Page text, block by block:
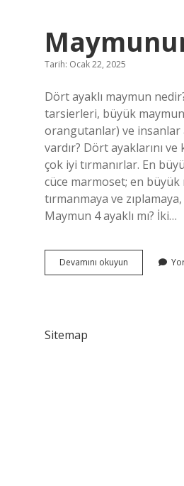
Tarih: Ocak 22, 2025
Dört ayaklı maymun
tarsierleri, büyük
orangutanlar) ve insanlar
vardır? Dört ayaklarını
çok iyi tırmanırlar. En
cüce marmoset; en
tırmanmaya ve
Maymun 4 ayaklı mı? İki…
Devamını okuyun Maymunun
Kaç
Sitemap